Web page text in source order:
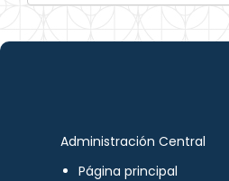
Administración Central
Página principal